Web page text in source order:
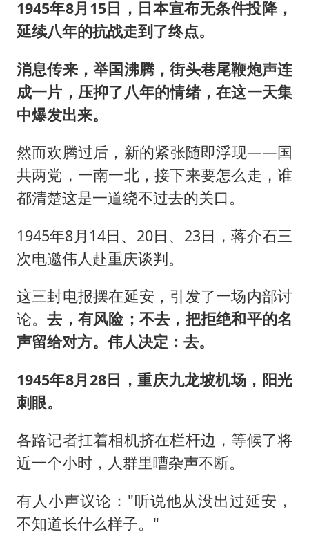
1945年8月15日，日本宣布无条件投降，
延续八年的抗战走到了终点。
消息传来，举国沸腾，街头巷尾鞭炮声连
成一片，压抑了八年的情绪，在这一天集
中爆发出来。
然而欢腾过后，新的紧张随即浮现——国
共两党，一南一北，接下来要怎么走，谁
都清楚这是一道绕不过去的关口。
1945年8月14日、20日、23日，蒋介石三
次电邀伟人赴重庆谈判。
这三封电报摆在延安，引发了一场内部讨
论。去，有风险；不去，把拒绝和平的名
声留给对方。伟人决定：去。
1945年8月28日，重庆九龙坡机场，阳光
刺眼。
各路记者扛着相机挤在栏杆边，等候了将
近一个小时，人群里嘈杂声不断。
有人小声议论："听说他从没出过延安，
不知道长什么样子。"